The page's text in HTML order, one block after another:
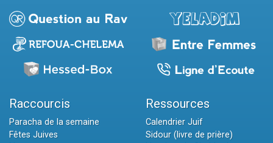
Raccourcis
Paracha de la semaine
Fêtes Juives
Ressources
Calendrier Juif
Sidour (livre de prière)